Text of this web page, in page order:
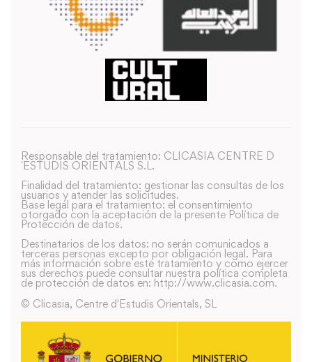
Responsable del tratamiento: CLICASIA CENTRE D
´ESTUDIS ORIENTALS S.L.
Finalidad del tratamiento: gestionar las consultas de los
usuarios y atender las solicitudes.
Base legal para el tratamiento: el consentimiento
otorgado con la aceptación de la presente Política de
Protección de datos.
Destinatarios de los datos: no serán comunicados a
terceras personas excepto por obligación legal. Para
más información sobre este tratamiento y como ejercer
sus derechos puede consultar nuestra política completa
de protección de datos en: http://www.clicasia.com.
© Clicasia, Centre d'Estudis Orientals, SL